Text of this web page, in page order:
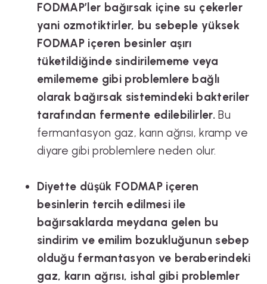
FODMAP’ler bağırsak içine su çekerler
yani ozmotiktirler, bu sebeple yüksek
FODMAP içeren besinler aşırı
tüketildiğinde sindirilememe veya
emilememe gibi problemlere bağlı
olarak bağırsak sistemindeki bakteriler
tarafından fermente edilebilirler.Bu
fermantasyon gaz, karın ağrısı, kramp ve
diyare gibi problemlere neden olur.
Diyette düşük FODMAP içeren
besinlerin tercih edilmesi ile
bağırsaklarda meydana gelen bu
sindirim ve emilim bozukluğunun sebep
olduğu fermantasyon ve beraberindeki
gaz, karın ağrısı, ishal gibi problemler